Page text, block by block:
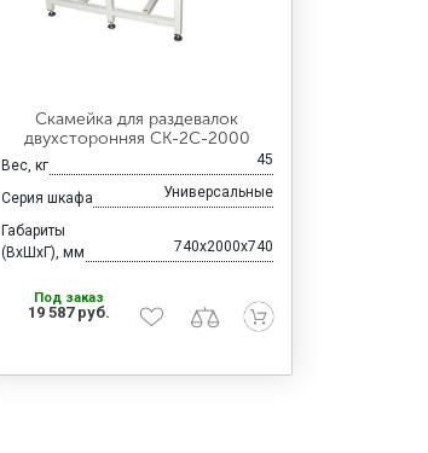
Скамейка для раздевалок
двухсторонняя CК-2C-2000
Вес, кг 45
Серия шкафа Универсальные
Габариты
(ВхШхГ), мм
740x2000x740
Под заказ
19 587 руб.